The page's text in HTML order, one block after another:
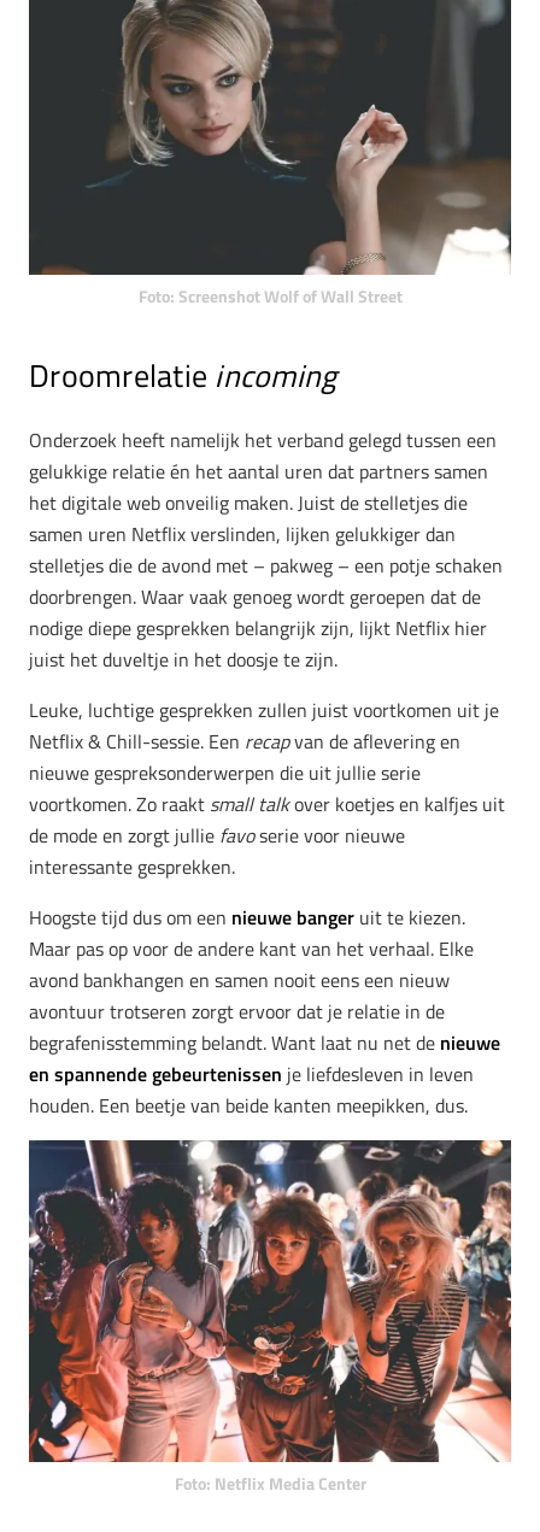
Foto: Screenshot Wolf of Wall Street
Droomrelatie incoming
Onderzoek heeft namelijk het verband gelegd tussen een
gelukkige relatie én het aantal uren dat partners samen
het digitale web onveilig maken. Juist de stelletjes die
samen uren Netflix verslinden, lijken gelukkiger dan
stelletjes die de avond met – pakweg – een potje schaken
doorbrengen. Waar vaak genoeg wordt geroepen dat de
nodige diepe gesprekken belangrijk zijn, lijkt Netflix hier
juist het duveltje in het doosje te zijn.
Leuke, luchtige gesprekken zullen juist voortkomen uit je
Netflix & Chill-sessie. Een recapvan de aflevering en
nieuwe gespreksonderwerpen die uit jullie serie
voortkomen. Zo raakt small talkover koetjes en kalfjes uit
de mode en zorgt jullie favoserie voor nieuwe
interessante gesprekken.
Hoogste tijd dus om een nieuwe banger uit te kiezen.
Maar pas op voor de andere kant van het verhaal. Elke
avond bankhangen en samen nooit eens een nieuw
avontuur trotseren zorgt ervoor dat je relatie in de
begrafenisstemming belandt. Want laat nu net de nieuwe
en spannende gebeurtenissen je liefdesleven in leven
houden. Een beetje van beide kanten meepikken, dus.
Foto: Netflix Media Center